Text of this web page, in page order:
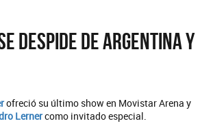
despide de Argentina y
ofreció su último show en Movistar Arena y
Lernercomo invitado especial.